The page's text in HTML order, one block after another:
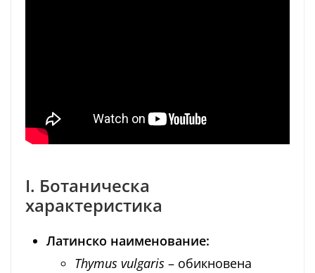
I. Ботаническа
характеристика
Латинско наименование:
Thymus vulgaris – обикновена